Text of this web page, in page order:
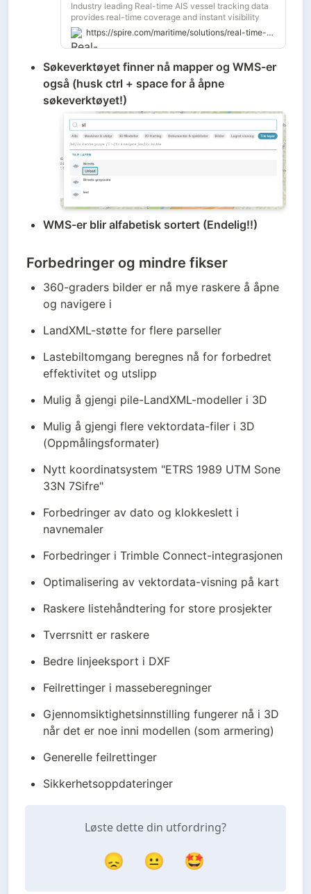
Industry leading Real-time AIS vessel tracking data
provides real-time coverage and instant visibility
into maritime activities, in the open ocean and near
shore.
https://spire.com/maritime/solutions/real-time-ais
Søkeverktøyet finner nå mapper og WMS-er
også (husk ctrl + space for å åpne
søkeverktøyet!)
WMS-er blir alfabetisk sortert (Endelig!!)
Forbedringer og mindre fikser
360-graders bilder er nå mye raskere å åpne
og navigere i
LandXML-støtte for flere parseller
Lastebiltomgang beregnes nå for forbedret
effektivitet og utslipp
Mulig å gjengi pile-LandXML-modeller i 3D
Mulig å gjengi flere vektordata-filer i 3D
(Oppmålingsformater)
Nytt koordinatsystem "ETRS 1989 UTM Sone
33N 7Sifre"
Forbedringer av dato og klokkeslett i
navnemaler
Forbedringer i Trimble Connect-integrasjonen
Optimalisering av vektordata-visning på kart
Raskere listehåndtering for store prosjekter
Tverrsnitt er raskere
Bedre linjeeksport i DXF
Feilrettinger i masseberegninger
Gjennomsiktighetsinnstilling fungerer nå i 3D
når det er noe inni modellen (som armering)
Generelle feilrettinger
Sikkerhetsoppdateringer
Løste dette din utfordring?
😞 😐 🤩